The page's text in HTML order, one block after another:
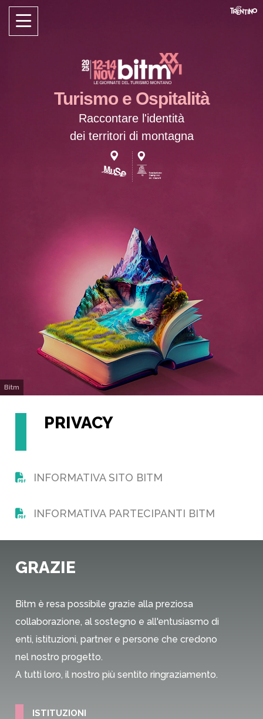
Bitm
Turismo e Ospitalità
Raccontare l'identità
dei territori di montagna
PRIVACY
INFORMATIVA SITO BITM
INFORMATIVA PARTECIPANTI BITM
GRAZIE
Bitm è resa possibile grazie alla preziosa
collaborazione, al sostegno e all'entusiasmo di
enti, istituzioni, partner e persone che credono
nel nostro progetto.
A tutti loro, il nostro più sentito ringraziamento.
ISTITUZIONI